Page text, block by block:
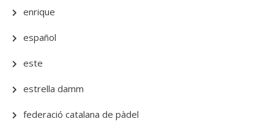
enrique
español
este
estrella damm
federació catalana de pàdel